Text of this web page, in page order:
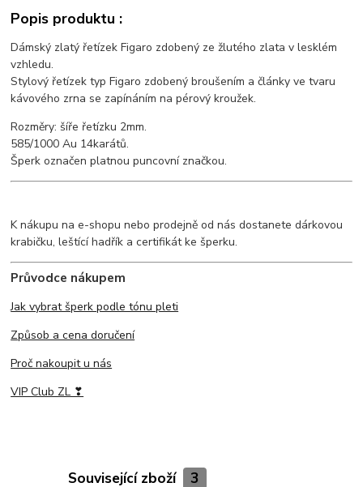
Popis produktu :
Dámský zlatý řetízek Figaro zdobený ze žlutého zlata v lesklém
vzhledu.
Stylový řetízek typ Figaro zdobený broušením a články ve tvaru
kávového zrna se zapínáním na pérový kroužek.
Rozměry: šíře řetízku 2mm.
585/1000 Au 14karátů.
Šperk označen platnou puncovní značkou.
K nákupu na e-shopu nebo prodejně od nás dostanete dárkovou
krabičku, leštící hadřík a certifikát ke šperku.
Průvodce nákupem
Jak vybrat šperk podle tónu pleti
Způsob a cena doručení
Proč nakoupit u nás
VIP Club ZL ❣
Související zboží 3